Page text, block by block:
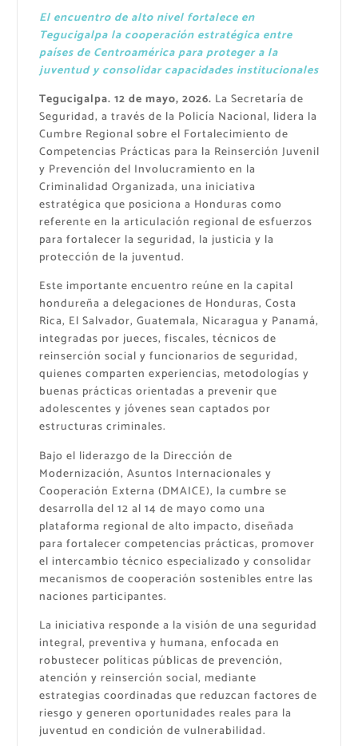
El encuentro de alto nivel fortalece en
Tegucigalpa la cooperación estratégica entre
países de Centroamérica para proteger a la
juventud y consolidar capacidades institucionales
Tegucigalpa. 12 de mayo, 2026. La Secretaría de
Seguridad, a través de la Policía Nacional, lidera la
Cumbre Regional sobre el Fortalecimiento de
Competencias Prácticas para la Reinserción Juvenil
y Prevención del Involucramiento en la
Criminalidad Organizada, una iniciativa
estratégica que posiciona a Honduras como
referente en la articulación regional de esfuerzos
para fortalecer la seguridad, la justicia y la
protección de la juventud.
Este importante encuentro reúne en la capital
hondureña a delegaciones de Honduras, Costa
Rica, El Salvador, Guatemala, Nicaragua y Panamá,
integradas por jueces, fiscales, técnicos de
reinserción social y funcionarios de seguridad,
quienes comparten experiencias, metodologías y
buenas prácticas orientadas a prevenir que
adolescentes y jóvenes sean captados por
estructuras criminales.
Bajo el liderazgo de la Dirección de
Modernización, Asuntos Internacionales y
Cooperación Externa (DMAICE), la cumbre se
desarrolla del 12 al 14 de mayo como una
plataforma regional de alto impacto, diseñada
para fortalecer competencias prácticas, promover
el intercambio técnico especializado y consolidar
mecanismos de cooperación sostenibles entre las
naciones participantes.
La iniciativa responde a la visión de una seguridad
integral, preventiva y humana, enfocada en
robustecer políticas públicas de prevención,
atención y reinserción social, mediante
estrategias coordinadas que reduzcan factores de
riesgo y generen oportunidades reales para la
juventud en condición de vulnerabilidad.